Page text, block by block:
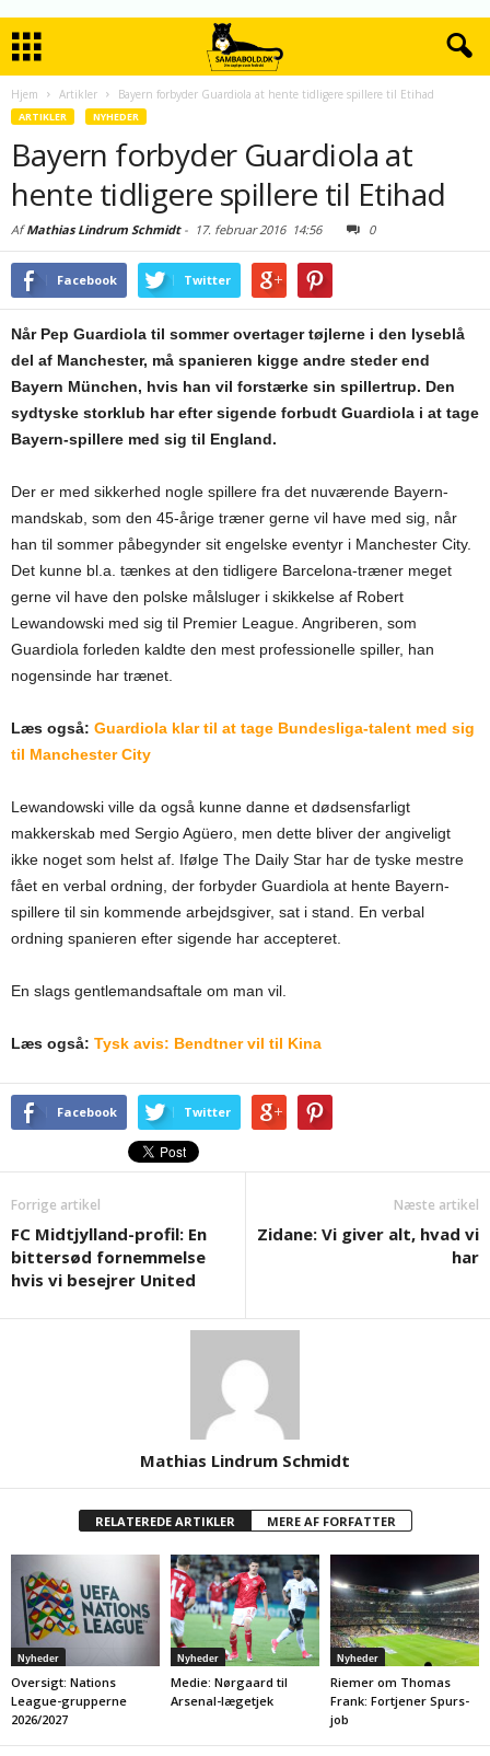
Hjem Artikler Bayern forbyder Guardiola at hente tidligere spillere til Etihad
ARTIKLER NYHEDER
Bayern forbyder Guardiola at
hente tidligere spillere til Etihad
AfMathias Lindrum Schmidt- 17. februar 201614:56 0
Facebook Twitter
Når Pep Guardiola til sommer overtager tøjlerne i den lyseblå
del af Manchester, må spanieren kigge andre steder end
Bayern München, hvis han vil forstærke sin spillertrup. Den
sydtyske storklub har efter sigende forbudt Guardiola i at tage
Bayern-spillere med sig til England.
Der er med sikkerhed nogle spillere fra det nuværende Bayern-
mandskab, som den 45-årige træner gerne vil have med sig, når
han til sommer påbegynder sit engelske eventyr i Manchester City.
Det kunne bl.a. tænkes at den tidligere Barcelona-træner meget
gerne vil have den polske målsluger i skikkelse af Robert
Lewandowski med sig til Premier League. Angriberen, som
Guardiola forleden kaldte den mest professionelle spiller, han
nogensinde har trænet.
Læs også: Guardiola klar til at tage Bundesliga-talent med sig
til Manchester City
Lewandowski ville da også kunne danne et dødsensfarligt
makkerskab med Sergio Agüero, men dette bliver der angiveligt
ikke noget som helst af. Ifølge The Daily Star har de tyske mestre
fået en verbal ordning, der forbyder Guardiola at hente Bayern-
spillere til sin kommende arbejdsgiver, sat i stand. En verbal
ordning spanieren efter sigende har accepteret.
En slags gentlemandsaftale om man vil.
Læs også: Tysk avis: Bendtner vil til Kina
Facebook Twitter
Forrige artikel
FC Midtjylland-profil: En
bittersød fornemmelse
hvis vi besejrer United
Næste artikel
Zidane: Vi giver alt, hvad vi
har
Mathias Lindrum Schmidt
RELATEREDE ARTIKLER MERE AF FORFATTER
Nyheder
Oversigt: Nations
League-grupperne
2026/2027
Nyheder
Medie: Nørgaard til
Arsenal-lægetjek
Nyheder
Riemer om Thomas
Frank: Fortjener Spurs-
job